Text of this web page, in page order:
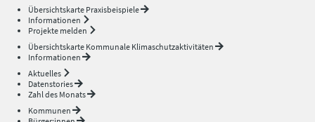
Übersichtskarte Praxisbeispiele
Informationen
Projekte melden
Übersichtskarte Kommunale Klimaschutzaktivitäten
Informationen
Aktuelles
Datenstories
Zahl des Monats
Kommunen